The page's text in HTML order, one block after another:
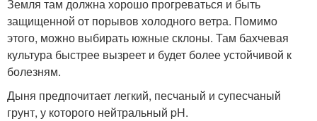
Земля там должна хорошо прогреваться и быть
защищенной от порывов холодного ветра. Помимо
этого, можно выбирать южные склоны. Там бахчевая
культура быстрее вызреет и будет более устойчивой к
болезням.
Дыня предпочитает легкий, песчаный и супесчаный
грунт, у которого нейтральный pH.